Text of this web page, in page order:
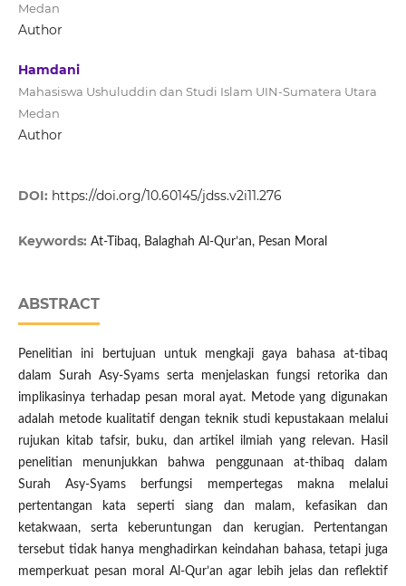
Medan
Author
Hamdani
Mahasiswa Ushuluddin dan Studi Islam UIN-Sumatera Utara
Medan
Author
DOI: https://doi.org/10.60145/jdss.v2i11.276
Keywords: At-Tibaq, Balaghah Al-Qur’an, Pesan Moral
ABSTRACT
Penelitian ini bertujuan untuk mengkaji gaya bahasa at-tibaq
dalam Surah Asy-Syams serta menjelaskan fungsi retorika dan
implikasinya terhadap pesan moral ayat. Metode yang digunakan
adalah metode kualitatif dengan teknik studi kepustakaan melalui
rujukan kitab tafsir, buku, dan artikel ilmiah yang relevan. Hasil
penelitian menunjukkan bahwa penggunaan at-thibaq dalam
Surah Asy-Syams berfungsi mempertegas makna melalui
pertentangan kata seperti siang dan malam, kefasikan dan
ketakwaan, serta keberuntungan dan kerugian. Pertentangan
tersebut tidak hanya menghadirkan keindahan bahasa, tetapi juga
memperkuat pesan moral Al-Qur’an agar lebih jelas dan reflektif